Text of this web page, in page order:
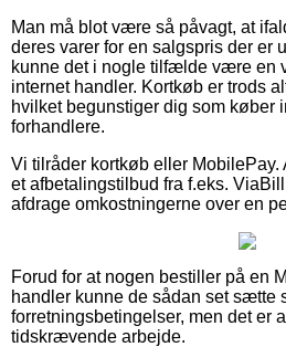
Man må blot være så påvagt, at
deres varer for en salgspris der er
kunne det i nogle tilfælde være en
internet handler. Kortkøb er trods
hvilket begunstiger dig som køber
forhandlere.
Vi tilråder kortkøb eller MobilePay.
et afbetalingstilbud fra f.eks.
afdrage omkostningerne over en
Forud for at nogen bestiller på en
handler kunne de sådan set sætte
forretningsbetingelser, men det er
tidskrævende arbejde.